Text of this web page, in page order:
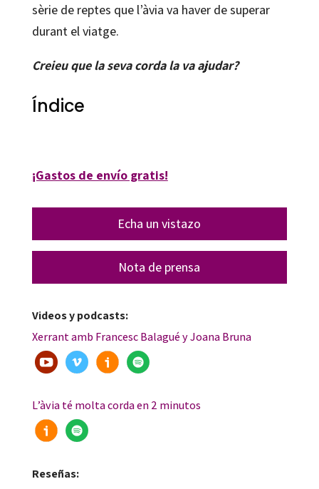
sèrie de reptes que l’àvia va haver de superar
durant el viatge.
Creieu que la seva corda la va ajudar?
Índice
¡Gastos de envío gratis!
Echa un vistazo
Nota de prensa
Videos y podcasts:
Xerrant amb Francesc Balagué y Joana Bruna
L’àvia té molta corda en 2 minutos
Reseñas: